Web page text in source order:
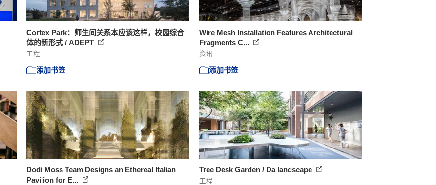
Cortex Park：师生间关系本应该这样，校园综合
体的新形式 / ADEPT
工程
添加书签
Wire Mesh Installation Features Architectural
Fragments C...
资讯
添加书签
Dodi Moss Team Designs an Ethereal Italian
Pavilion for E...
Tree Desk Garden / Da landscape
工程